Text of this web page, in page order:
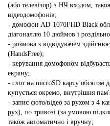
(або телевізор) з НЧ входом,
відеодомофонів;
- домофон AD-1070FHD Black
діагоналлю 10 дюймов і
- розмова з відвідувачем
(HandsFree);
- керування домофоном
екрану;
- слот на microSD карту обсягом
купується окремо, внутрішня
- запис фото/відео за рухом з 4
рух), по тривозі (за умовою
також автоматично і вручну;